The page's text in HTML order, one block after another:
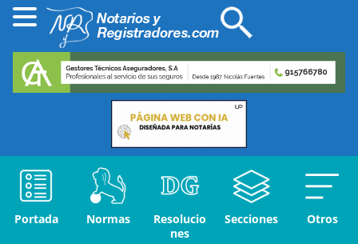
Portada Normas
Resolucio
nes
Secciones Otros